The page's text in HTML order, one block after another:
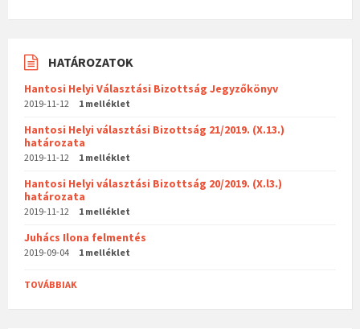
HATÁROZATOK
Hantosi Helyi Választási Bizottság Jegyzőkönyv
2019-11-12 1 melléklet
Hantosi Helyi választási Bizottság 21/2019. (X.13.)
határozata
2019-11-12 1 melléklet
Hantosi Helyi választási Bizottság 20/2019. (X.l3.)
határozata
2019-11-12 1 melléklet
Juhács Ilona felmentés
2019-09-04 1 melléklet
TOVÁBBIAK